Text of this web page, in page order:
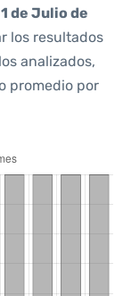
de Julio de
los resultados
analizados,
promedio por